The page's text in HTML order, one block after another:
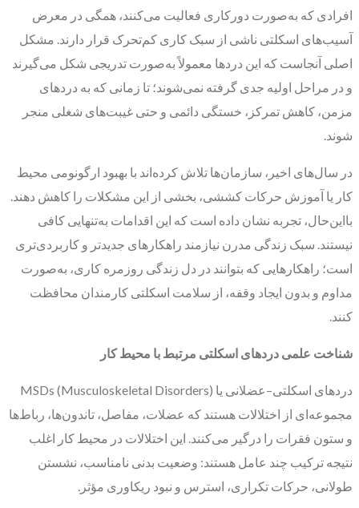
افرادی که به‌صورت دورکاری فعالیت می‌کنند، همگی در معرض
آسیب‌های اسکلتی ناشی از سبک کاری کم‌تحرک قرار دارند. مشکل
اصلی آنجاست که این دردها معمولاً به‌صورت تدریجی شکل می‌گیرند
و در مراحل اولیه جدی گرفته نمی‌شوند؛ تا زمانی که به دردهای
مزمن، کاهش تمرکز، خستگی دائمی و حتی غیبت‌های شغلی منجر
شوند.
در سال‌های اخیر، سازمان‌ها تلاش کرده‌اند با بهبود ارگونومی محیط
کار یا آموزش حرکات کششی، بخشی از این مشکلات را کاهش دهند.
بااین‌حال، تجربه نشان داده است که این اقدامات به‌تنهایی کافی
نیستند. سبک زندگی مدرن نیازمند راهکارهای جدیدتر و کاربردی‌تری
است؛ راهکارهایی که بتوانند در دل زندگی روزمره کاری، به‌صورت
مداوم و بدون ایجاد وقفه، از سلامت اسکلتی کارمندان محافظت
کنند.
شناخت علمی دردهای اسکلتی مرتبط با محیط کار
دردهای اسکلتی–عضلانی یا MSDs (Musculoskeletal Disorders)
مجموعه‌ای از اختلالات هستند که عضلات، مفاصل، تاندون‌ها، رباط‌ها
و ستون فقرات را درگیر می‌کنند. این اختلالات در محیط کار اغلب
نتیجه ترکیب چند عامل هستند: وضعیت بدنی نامناسب، نشستن
طولانی، حرکات تکراری، استرس و نبود ریکاوری مؤثر.